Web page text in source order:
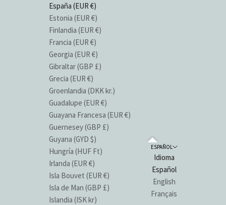
España (EUR €)
Estonia (EUR €)
Finlandia (EUR €)
Francia (EUR €)
Georgia (EUR €)
Gibraltar (GBP £)
Grecia (EUR €)
Groenlandia (DKK kr.)
Guadalupe (EUR €)
Guayana Francesa (EUR €)
Guernesey (GBP £)
Guyana (GYD $)
Hungría (HUF Ft)
Irlanda (EUR €)
Isla Bouvet (EUR €)
Isla de Man (GBP £)
Islandia (ISK kr)
ESPAÑOL
Idioma
Español
English
Français